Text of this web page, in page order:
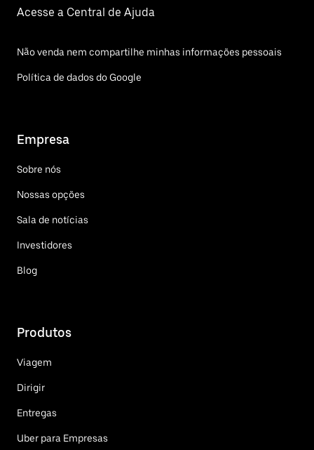
Acesse a Central de Ajuda
Não venda nem compartilhe minhas informações pessoais
Política de dados do Google
Empresa
Sobre nós
Nossas opções
Sala de notícias
Investidores
Blog
Produtos
Viagem
Dirigir
Entregas
Uber para Empresas